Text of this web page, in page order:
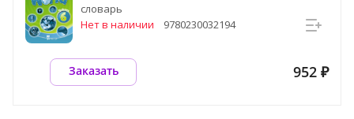
словарь
Нет в наличии
9780230032194
952 ₽
Заказать